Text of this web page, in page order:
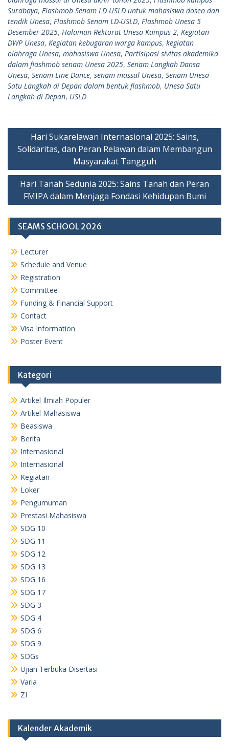
Surabaya, Flashmob Senam LD USLD untuk mahasiswa dosen dan
tendik Unesa, Flashmob Senam LD-USLD, Flashmob Unesa 5
Desember 2025, Halaman Rektorat Unesa Kampus 2, Kegiatan
DWP Unesa, Kegiatan kebugaran warga kampus, kegiatan
olahraga Unesa, mahasiswa Unesa, Partisipasi sivitas akademika
dalam flashmob senam Unesa 2025, Senam Langkah Dansa
Unesa, Senam Line Dance, senam massal Unesa, Senam Unesa
Satu Langkah di Depan dalam bentuk flashmob, Unesa Satu
Langkah di Depan, USLD
Navigasi
pos
Hari Sukarelawan Internasional 2025: Sains,
Solidaritas, dan Peran Relawan dalam Membangun
Masyarakat Tangguh
Hari Tanah Sedunia 2025: Sains Tanah dan Peran
FMIPA dalam Menjaga Fondasi Kehidupan Bumi
SEAMS SCHOOL 2026
Lecturer
Schedule and Venue
Registration
Committee
Funding & Financial Support
Contact
Visa Information
Poster Event
Kategori
Artikel Ilmiah Populer
Artikel Mahasiswa
Beasiswa
Berita
Internasional
Internasional
Kegiatan
Loker
Pengumuman
Prestasi Mahasiswa
SDG 10
SDG 11
SDG 12
SDG 13
SDG 16
SDG 17
SDG 3
SDG 4
SDG 6
SDG 9
SDGs
Ujian Terbuka Disertasi
Varia
ZI
Kalender Akademik